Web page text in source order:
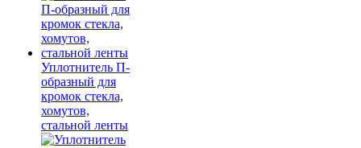
Уплотнитель П-
образный для
кромок стекла,
хомутов,
стальной ленты